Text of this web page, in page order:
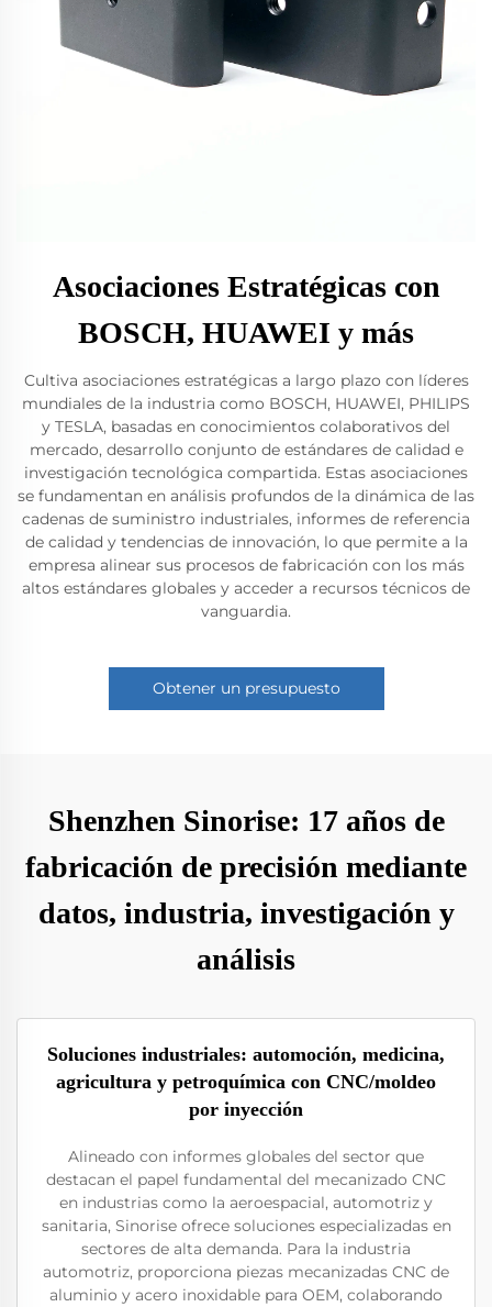
Asociaciones Estratégicas con
BOSCH, HUAWEI y más
Cultiva asociaciones estratégicas a largo plazo con líderes
mundiales de la industria como BOSCH, HUAWEI, PHILIPS
y TESLA, basadas en conocimientos colaborativos del
mercado, desarrollo conjunto de estándares de calidad e
investigación tecnológica compartida. Estas asociaciones
se fundamentan en análisis profundos de la dinámica de las
cadenas de suministro industriales, informes de referencia
de calidad y tendencias de innovación, lo que permite a la
empresa alinear sus procesos de fabricación con los más
altos estándares globales y acceder a recursos técnicos de
vanguardia.
Obtener un presupuesto
Shenzhen Sinorise: 17 años de
fabricación de precisión mediante
datos, industria, investigación y
análisis
Soluciones industriales: automoción, medicina,
agricultura y petroquímica con CNC/moldeo
por inyección
Alineado con informes globales del sector que
destacan el papel fundamental del mecanizado CNC
en industrias como la aeroespacial, automotriz y
sanitaria, Sinorise ofrece soluciones especializadas en
sectores de alta demanda. Para la industria
automotriz, proporciona piezas mecanizadas CNC de
aluminio y acero inoxidable para OEM, colaborando